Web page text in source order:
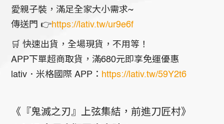
愛親子裝，滿足全家大小需求~
傳送門 👉https://lativ.tw/ur9e6f
🛒 快速出貨，全場現貨，不用等！
APP下單超商取貨，滿680元即享免運優惠
lativ．米格國際 APP： https://lativ.tw/59Y2t6
《『鬼滅之刃』上弦集結，前進刀匠村》